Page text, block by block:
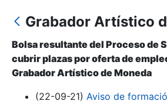
Mostra/Amaga
Mostra/Amaga
Grabador Artístico
Bolsa resultante del Proceso de
cubrir plazas por oferta de
Grabador Artístico de Moneda
(22-09-21) Aviso de